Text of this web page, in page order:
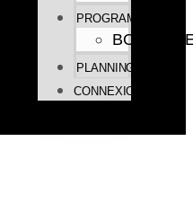
PROGRAMMES
PLANNING
CONNEXION